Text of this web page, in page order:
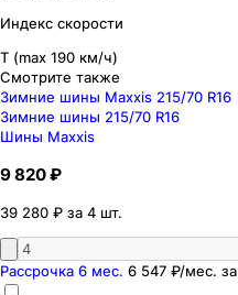
Индекс скорости
T (max 190 км/ч)
Смотрите также
Зимние шины Maxxis 215/70 R16
Зимние шины 215/70 R16
Шины Maxxis
9 820 ₽
39 280 ₽ за 4 шт.
Рассрочка 6 мес. 6 547 ₽/мес. за